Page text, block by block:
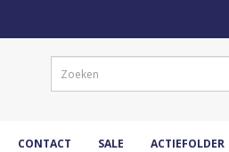
CONTACT SALE ACTIEFOLDER